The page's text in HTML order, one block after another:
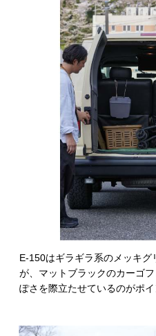
E-150はギラギラ系のメッキ
が、マットブラックのカーゴ
ぽさを際立たせているのがポイ